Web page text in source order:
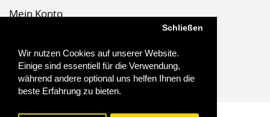
Wir nutzen Cookies auf unserer Website.
Einige sind essentiell für die Verwendung,
während andere optional uns helfen Ihnen die
beste Erfahrung zu bieten.
Schließen
Mein Konto
Auftragshistorie
Wunschzettel
Newsletter